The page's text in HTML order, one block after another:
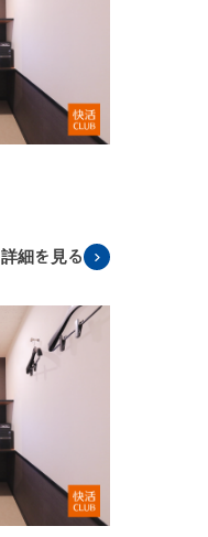
詳細を見る